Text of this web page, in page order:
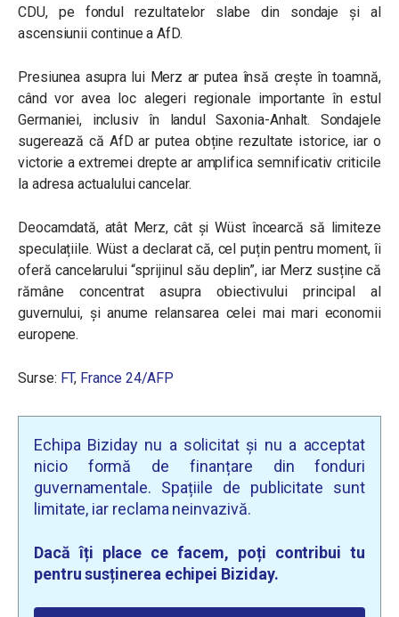
CDU, pe fondul rezultatelor slabe din sondaje și al
ascensiunii continue a AfD.
Presiunea asupra lui Merz ar putea însă crește în toamnă,
când vor avea loc alegeri regionale importante în estul
Germaniei, inclusiv în landul Saxonia-Anhalt. Sondajele
sugerează că AfD ar putea obține rezultate istorice, iar o
victorie a extremei drepte ar amplifica semnificativ criticile
la adresa actualului cancelar.
Deocamdată, atât Merz, cât și Wüst încearcă să limiteze
speculațiile. Wüst a declarat că, cel puțin pentru moment, îi
oferă cancelarului “sprijinul său deplin”, iar Merz susține că
rămâne concentrat asupra obiectivului principal al
guvernului, și anume relansarea celei mai mari economii
europene.
Surse: FT, France 24/AFP
Echipa Biziday nu a solicitat și nu a acceptat
nicio formă de finanțare din fonduri
guvernamentale. Spațiile de publicitate sunt
limitate, iar reclama neinvazivă.
Dacă îți place ce facem, poți contribui tu
pentru susținerea echipei Biziday.